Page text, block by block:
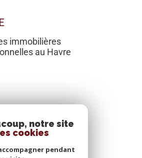
immobilières
au Havre
notre site
cookies
pendant